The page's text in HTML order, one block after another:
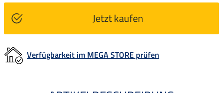
Jetzt kaufen
Verfügbarkeit im MEGA STORE prüfen